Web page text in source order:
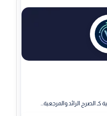
كـ الصرح الرائد والمرجعية...